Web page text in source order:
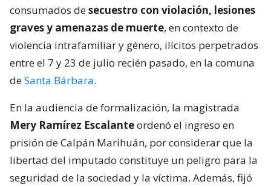
consumados desecuestro con violación, lesiones
graves y amenazas de muerte, en contexto de
violencia intrafamiliar y género, ilícitos perpetrados
entre el 7 y 23 de julio recién pasado, en la comuna
deSanta Bárbara.
En la audiencia de formalización, la magistrada
Mery Ramírez Escalanteordenó el ingreso en
prisión de Calpán Marihuán, por considerar que la
libertad del imputado constituye un peligro para la
seguridad de la sociedad y la víctima. Además, fijó